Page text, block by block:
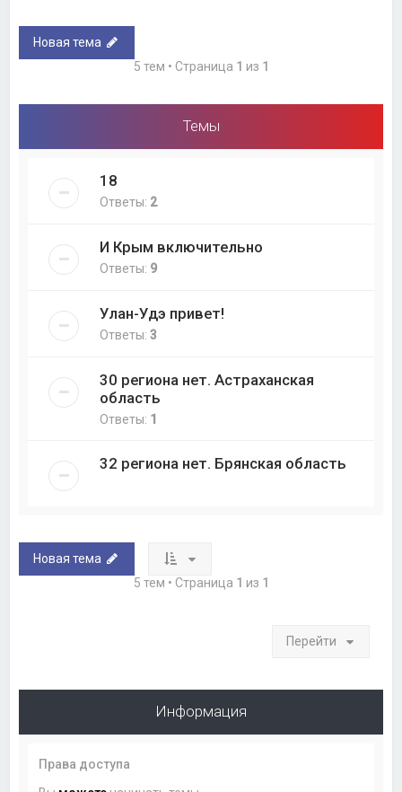
Новая тема
5 тем • Страница 1 из 1
Темы
18
Ответы: 2
И Крым включительно
Ответы: 9
Улан-Удэ привет!
Ответы:3
30 региона нет. Астраханская
область
Ответы: 1
32 региона нет. Брянская область
Новая тема
5 тем • Страница 1 из 1
Перейти
Информация
Права доступа